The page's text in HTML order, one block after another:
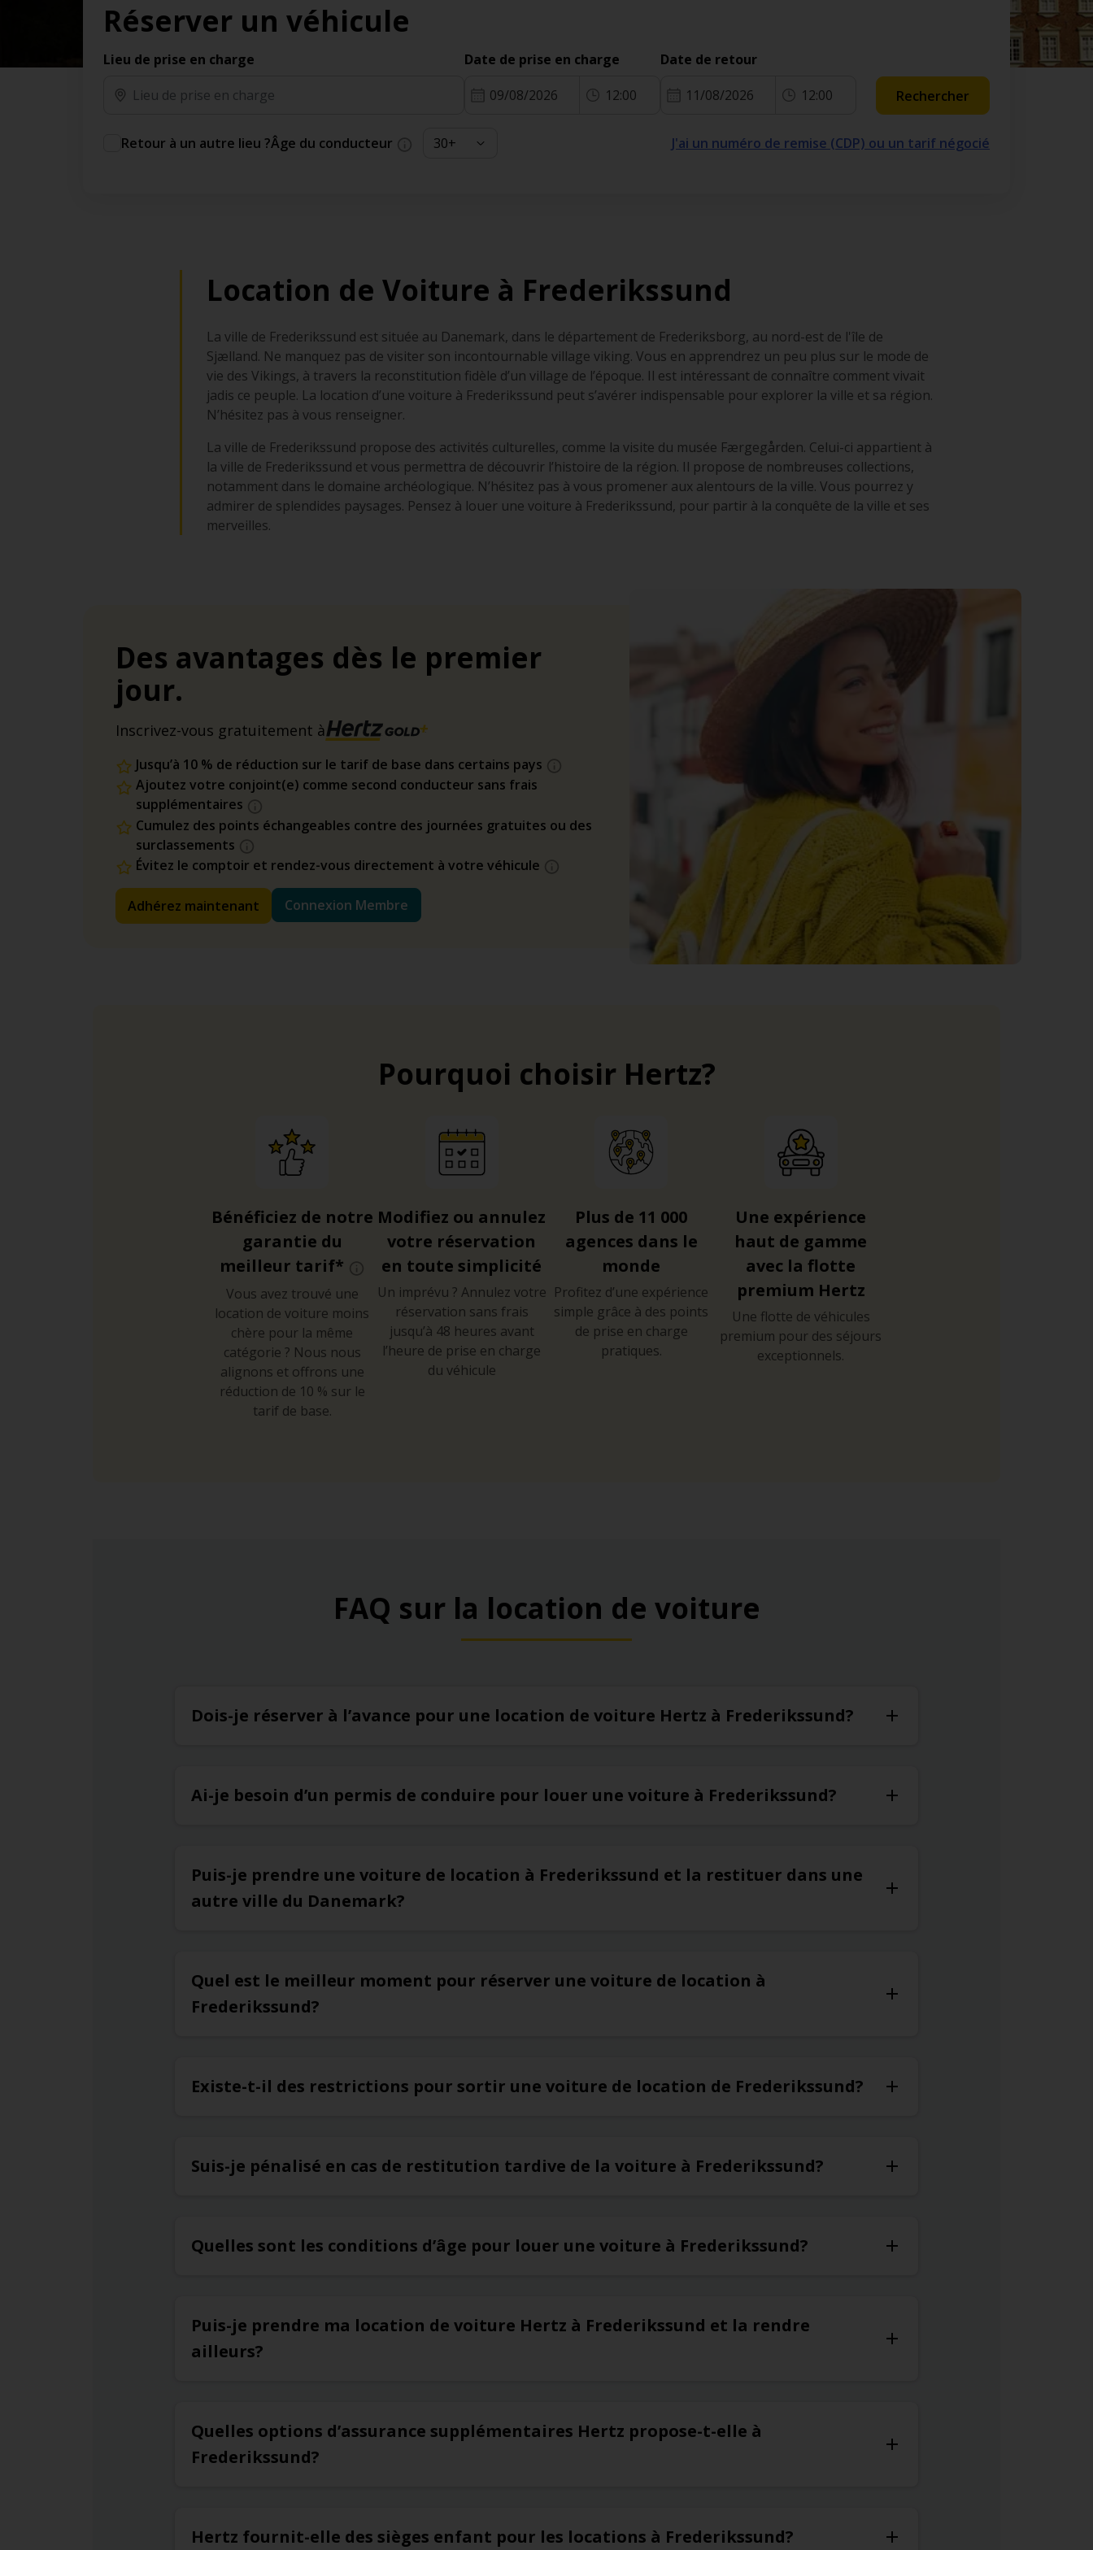
des jours gratuits.*
Ajout gratuit du partenaire comme conducteur
additionnel
supplémentaires.
Réserver un véhicule
Lieu de prise en charge Date de prise en charge
09/08/2026 12:00
Date de retour
11/08/2026 12:00 Rechercher
Retour à un autre lieu ?Âge du conducteur J'ai un numéro de remise (CDP) ou un tarif négocié
Location de Voiture à Frederikssund
La ville de Frederikssund est située au Danemark, dans le département de Frederiksborg, au nord-est de l'île de
Sjælland. Ne manquez pas de visiter son incontournable village viking. Vous en apprendrez un peu plus sur le mode de
vie des Vikings, à travers la reconstitution fidèle d’un village de l’époque. Il est intéressant de connaître comment vivait
jadis ce peuple. La location d’une voiture à Frederikssund peut s’avérer indispensable pour explorer la ville et sa région.
N’hésitez pas à vous renseigner.
La ville de Frederikssund propose des activités culturelles, comme la visite du musée Færgegården. Celui-ci appartient à
la ville de Frederikssund et vous permettra de découvrir l’histoire de la région. Il propose de nombreuses collections,
notamment dans le domaine archéologique. N’hésitez pas à vous promener aux alentours de la ville. Vous pourrez y
admirer de splendides paysages. Pensez à louer une voiture à Frederikssund, pour partir à la conquête de la ville et ses
merveilles.
Des avantages dès le premier
jour.
Inscrivez-vous gratuitement à
Jusqu’à 10 % de réduction sur le tarif de base dans certains pays
Ajoutez votre conjoint(e) comme second conducteur sans frais
supplémentaires
Cumulez des points échangeables contre des journées gratuites ou des
surclassements
Évitez le comptoir et rendez-vous directement à votre véhicule
Adhérez maintenant Connexion Membre
Pourquoi choisir Hertz?
Bénéficiez de notre
garantie du
meilleur tarif*
Vous avez trouvé une
location de voiture moins
chère pour la même
catégorie ? Nous nous
alignons et offrons une
réduction de 10 % sur le
tarif de base.
Modifiez ou annulez
votre réservation
en toute simplicité
Un imprévu ? Annulez votre
réservation sans frais
jusqu’à 48 heures avant
l’heure de prise en charge
du véhicule
Plus de 11 000
agences dans le
monde
Profitez d’une expérience
simple grâce à des points
de prise en charge
pratiques.
Une expérience
haut de gamme
avec la flotte
premium Hertz
Une flotte de véhicules
premium pour des séjours
exceptionnels.
FAQ sur la location de voiture
Dois-je réserver à l’avance pour une location de voiture Hertz à Frederikssund?
Ai-je besoin d’un permis de conduire pour louer une voiture à Frederikssund?
Puis-je prendre une voiture de location à Frederikssund et la restituer dans une
autre ville du Danemark?
Quel est le meilleur moment pour réserver une voiture de location à
Frederikssund?
Existe-t-il des restrictions pour sortir une voiture de location de Frederikssund?
Suis-je pénalisé en cas de restitution tardive de la voiture à Frederikssund?
Quelles sont les conditions d’âge pour louer une voiture à Frederikssund?
Puis-je prendre ma location de voiture Hertz à Frederikssund et la rendre
ailleurs?
Quelles options d’assurance supplémentaires Hertz propose-t-elle à
Frederikssund?
Hertz fournit-elle des sièges enfant pour les locations à Frederikssund?